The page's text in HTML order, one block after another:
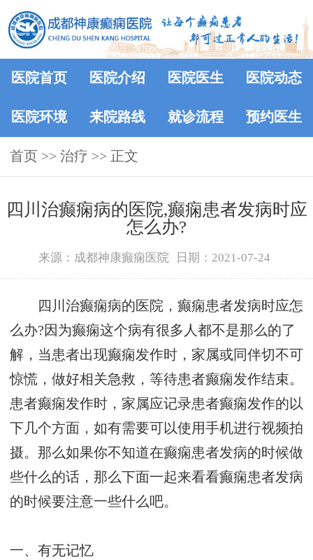
医院首页 医院介绍 医院医生 医院动态
医院环境 来院路线 就诊流程 预约医生
首页 >> 治疗 >> 正文
四川治癫痫病的医院,癫痫患者发病时应
怎么办?
来源：成都神康癫痫医院 日期：2021-07-24
四川治癫痫病的医院，癫痫患者发病时应怎
么办?因为癫痫这个病有很多人都不是那么的了
解，当患者出现癫痫发作时，家属或同伴切不可
惊慌，做好相关急救，等待患者癫痫发作结束。
患者癫痫发作时，家属应记录患者癫痫发作的以
下几个方面，如有需要可以使用手机进行视频拍
摄。那么如果你不知道在癫痫患者发病的时候做
些什么的话，那么下面一起来看看癫痫患者发病
的时候要注意一些什么吧。
一、有无记忆